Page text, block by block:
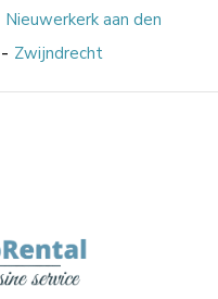
Nieuwerkerk aan den
- Zwijndrecht